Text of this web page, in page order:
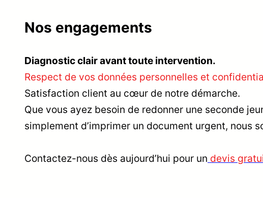
Nos engagements
Diagnostic clair avant toute intervention.
Respect de vos données personnelles et
Satisfaction client au cœur de notre démarche.
Que vous ayez besoin de redonner une seconde
simplement d’imprimer un document urgent, nous
Contactez-nous dès aujourd’hui pour un devis